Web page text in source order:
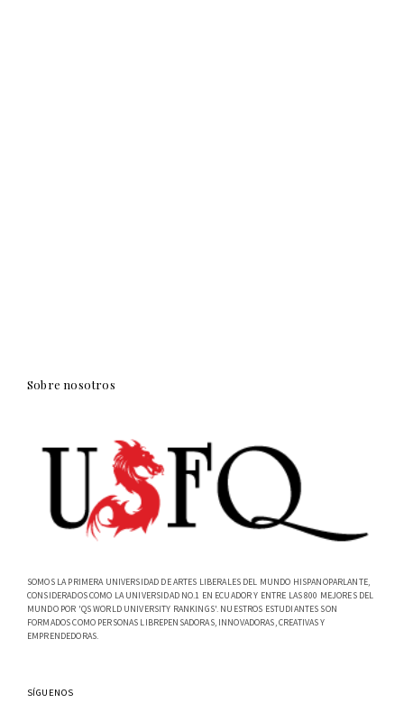
Sobre nosotros
SOMOS LA PRIMERA UNIVERSIDAD DE ARTES LIBERALES DEL MUNDO HISPANOPARLANTE,
CONSIDERADOS COMO LA UNIVERSIDAD NO.1 EN ECUADOR Y ENTRE LAS 800 MEJORES DEL
MUNDO POR 'QS WORLD UNIVERSITY RANKINGS'. NUESTROS ESTUDIANTES SON
FORMADOS COMO PERSONAS LIBREPENSADORAS, INNOVADORAS, CREATIVAS Y
EMPRENDEDORAS.
SÍGUENOS